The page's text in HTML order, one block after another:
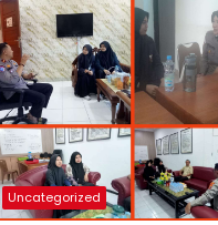
Uncategorized